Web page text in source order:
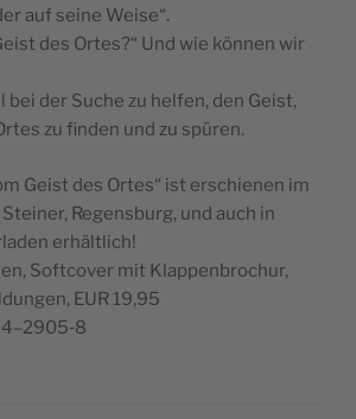
auf seine Weise“.
des Ortes?“ Und wie kön­nen wir
bei der Suche zu helfen, den Geist,
zu find­en und zu spüren.
Geist des Ortes“ ist erschienen im
Regens­burg, und auch in
erhältlich!
Soft­cov­er mit Klap­pen­brochur,
EUR 19,95